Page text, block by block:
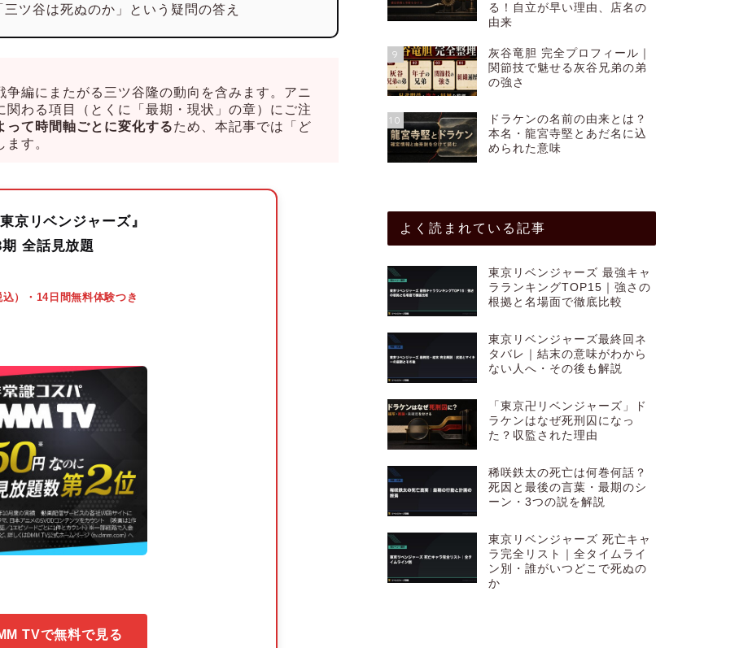
ツ谷は死ぬのか」という疑問の答え
編にまたがる三ツ谷隆の動向を含みます。アニ
わる項目（とくに「最期・現状」の章）にご注
って時間軸ごとに変化するため、本記事では「ど
す。
京リベンジャーズ』
期 全話見放題
込）・14日間無料体験つき
TVで無料で見る
る！自立が早い理由、店名の
由来
9
灰谷竜胆 完全プロフィール｜
関節技で魅せる灰谷兄弟の弟
の強さ
10
ドラケンの名前の由来とは？
本名・龍宮寺堅とあだ名に込
められた意味
よく読まれている記事
東京リベンジャーズ 最強キャ
ラランキングTOP15｜強さの
根拠と名場面で徹底比較
東京リベンジャーズ最終回ネ
タバレ｜結末の意味がわから
ない人へ・その後も解説
「東京卍リベンジャーズ」ド
ラケンはなぜ死刑囚になっ
た？収監された理由
稀咲鉄太の死亡は何巻何話？
死因と最後の言葉・最期のシ
ーン・3つの説を解説
東京リベンジャーズ 死亡キャ
ラ完全リスト｜全タイムライ
ン別・誰がいつどこで死ぬの
か